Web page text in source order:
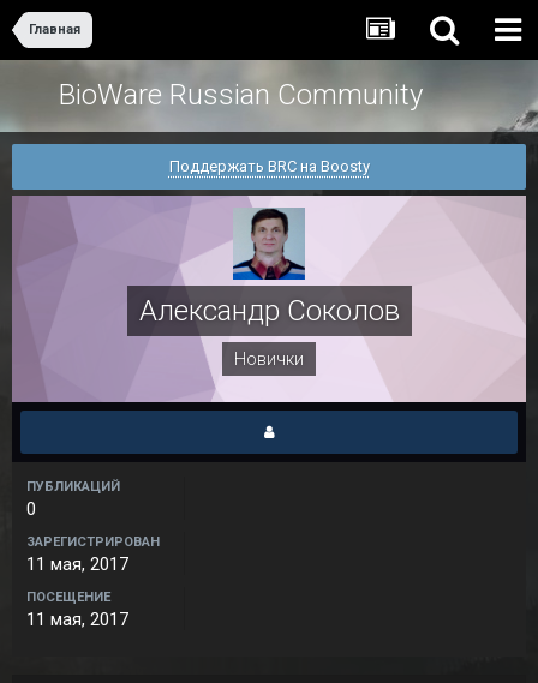
Главная
BioWare Russian Community
Поддержать BRC на Boosty
Александр Соколов
Новички
ПУБЛИКАЦИЙ
0
ЗАРЕГИСТРИРОВАН
11 мая, 2017
ПОСЕЩЕНИЕ
11 мая, 2017